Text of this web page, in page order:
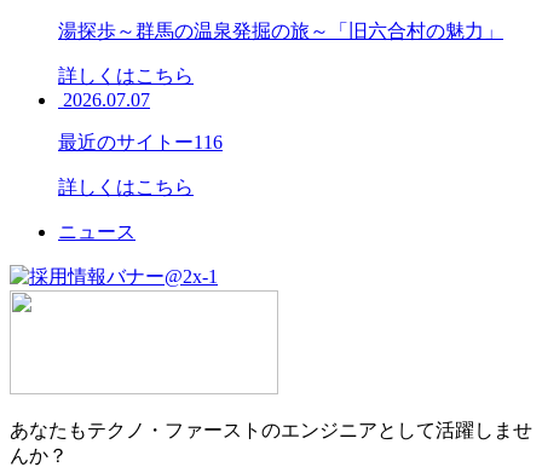
湯探歩～群馬の温泉発掘の旅～「旧六合村の魅力」
詳しくはこちら
2026.07.07
最近のサイトー116
詳しくはこちら
ニュース
あなたもテクノ・ファーストのエンジニアとして活躍しませ
んか？